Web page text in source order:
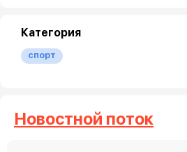
Категория
спорт
Новостной поток